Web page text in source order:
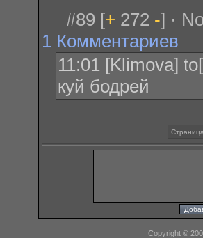
#89 [+ 272 -] ·
1 Комментариев
11:01 [Klimova]
куй бодрей
Copyright ©